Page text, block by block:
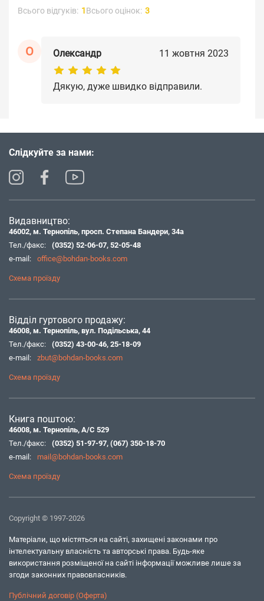
Всього відгуків: 1Всього оцінок: 3
О Олександр 11 жовтня 2023
Дякую, дуже швидко відправили.
Слідкуйте за нами:
Видавництво:
46002, м. Тернопіль, просп. Степана Бандери, 34а
Тел./факс:
(0352) 52-06-07, 52-05-48
e-mail:
office@bohdan-books.com
Схема проїзду
Відділ гуртового продажу:
46008, м. Тернопіль, вул. Подільська, 44
Тел./факс:
(0352) 43-00-46, 25-18-09
e-mail:
zbut@bohdan-books.com
Схема проїзду
Книга поштою:
46008, м. Тернопіль, А/С 529
Тел./факс:
(0352) 51-97-97, (067) 350-18-70
e-mail:
mail@bohdan-books.com
Схема проїзду
Copyright © 1997-2026
Матеріали, що містяться на сайті, захищені законами про
інтелектуальну власність та авторські права. Будь-яке
використання розміщеної на сайті інформації можливе лише за
згоди законних правовласників.
Публічний договір (Оферта)